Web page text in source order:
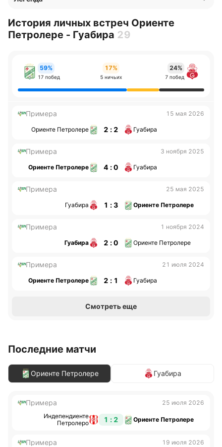
История личных встреч Ориенте
Петролере - Гуабира 29
59%
17 побед
17%
5 ничьих
24%
7 побед
Примера 15 мая 2026
Ориенте Петролере 2 : 2 Гуабира
Примера 3 ноября 2025
Ориенте Петролере 4 : 0 Гуабира
Примера 25 мая 2025
Гуабира 1 : 3 Ориенте Петролере
Примера 1 ноября 2024
Гуабира 2 : 0 Ориенте Петролере
Примера 21 июля 2024
Ориенте Петролере 2 : 1 Гуабира
Смотреть еще
Последние матчи
Ориенте Петролере Гуабира
Примера
25 июля 2026
Индепендиенте
Петролеро
1 : 2 Ориенте Петролере
Примера 19 июля 2026